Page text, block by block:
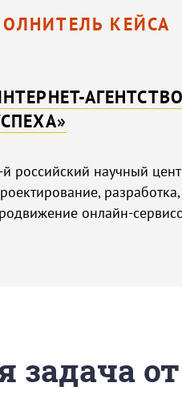
КЕЙСА
российский научный
онлайн-
задача